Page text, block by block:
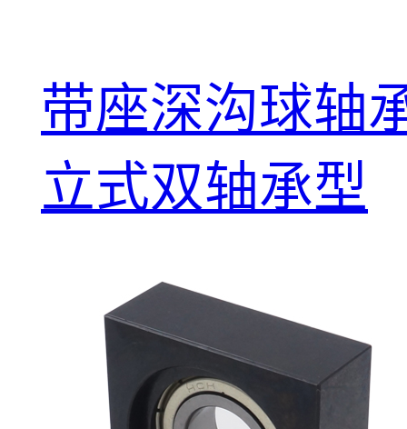
带座深沟球轴
立式双轴承型